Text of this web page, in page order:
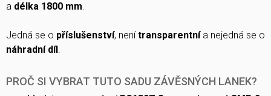
a délka 1800 mm.
Jedná se o příslušenství, nenítransparentnía nejedná se o
náhradní díl .
PROČ SI VYBRAT TUTO SADU ZÁVĚSNÝCH LANEK?